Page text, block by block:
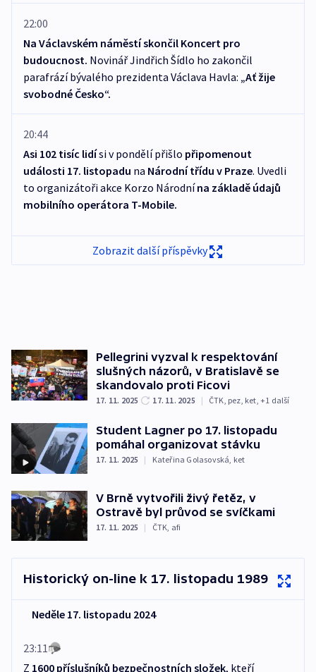
22:00
Na Václavském náměstí skončil Koncert pro
budoucnost. Novinář Jindřich Šídlo ho zakončil
parafrází bývalého prezidenta Václava Havla: „Ať žije
svobodné Česko“.
20:44
Asi 102 tisíc lidísi v pondělí přišlo připomenout
události 17. listopadu na Národní třídu v Praze. Uvedli
to organizátoři akce Korzo Národnína základě údajů
mobilního operátora T-Mobile.
Zobrazit další příspěvky
Pellegrini vyzval k respektování
slušných názorů, v Bratislavě se
skandovalo proti Ficovi
17. 11. 2025 17. 11. 2025 | ČTK, pez, ket, +1 další
Student Lagner po 17. listopadu
pomáhal organizovat stávku
17. 11. 2025 | Kateřina Golasovská, ket
V Brně vytvořili živý řetěz, v
Ostravě byl průvod se svíčkami
17. 11. 2025 | ČTK afi
Historický on-line k 17. listopadu 1989
Neděle 17. listopadu 2024
23:11
Z 1600 příslušníků bezpečnostních složek, kteří